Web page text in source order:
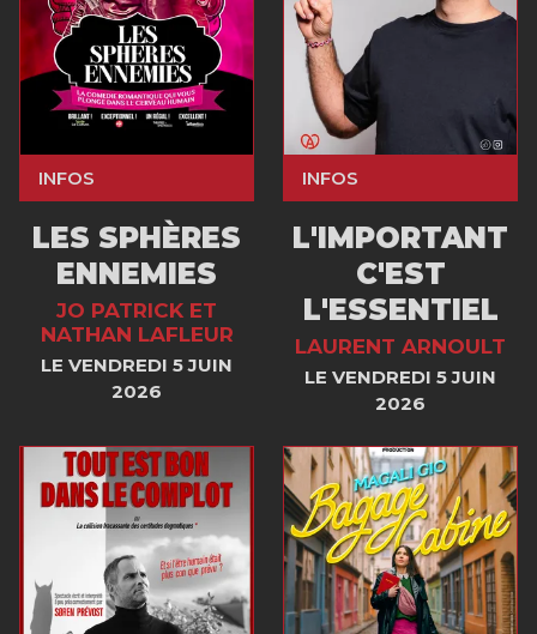
INFOS
LES SPHÈRES
ENNEMIES
JO PATRICK ET
NATHAN LAFLEUR
LE VENDREDI 5 JUIN
2026
INFOS
L'IMPORTANT
C'EST
L'ESSENTIEL
LAURENT ARNOULT
LE VENDREDI 5 JUIN
2026